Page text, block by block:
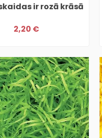
ir rozā krāsā
2,20 €